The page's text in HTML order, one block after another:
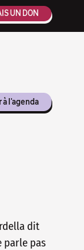
UN DON
à l'agenda
dit
parle pas